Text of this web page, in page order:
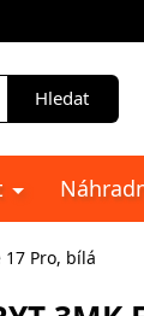
Hledat
Pro, bílá